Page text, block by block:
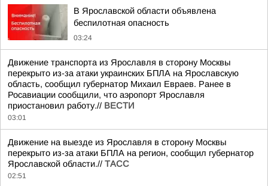
В Ярославской области объявлена
беспилотная опасность
03:24
Движение транспорта из Ярославля в сторону Москвы
перекрыто из-за атаки украинских БПЛА на Ярославскую
область, сообщил губернатор Михаил Евраев. Ранее в
Росавиации сообщили, что аэропорт Ярославля
приостановил работу.// ВЕСТИ
03:01
Движение на выезде из Ярославля в сторону Москвы
перекрыто из-за атаки БПЛА на регион, сообщил губернатор
Ярославской области.// ТАСС
02:51